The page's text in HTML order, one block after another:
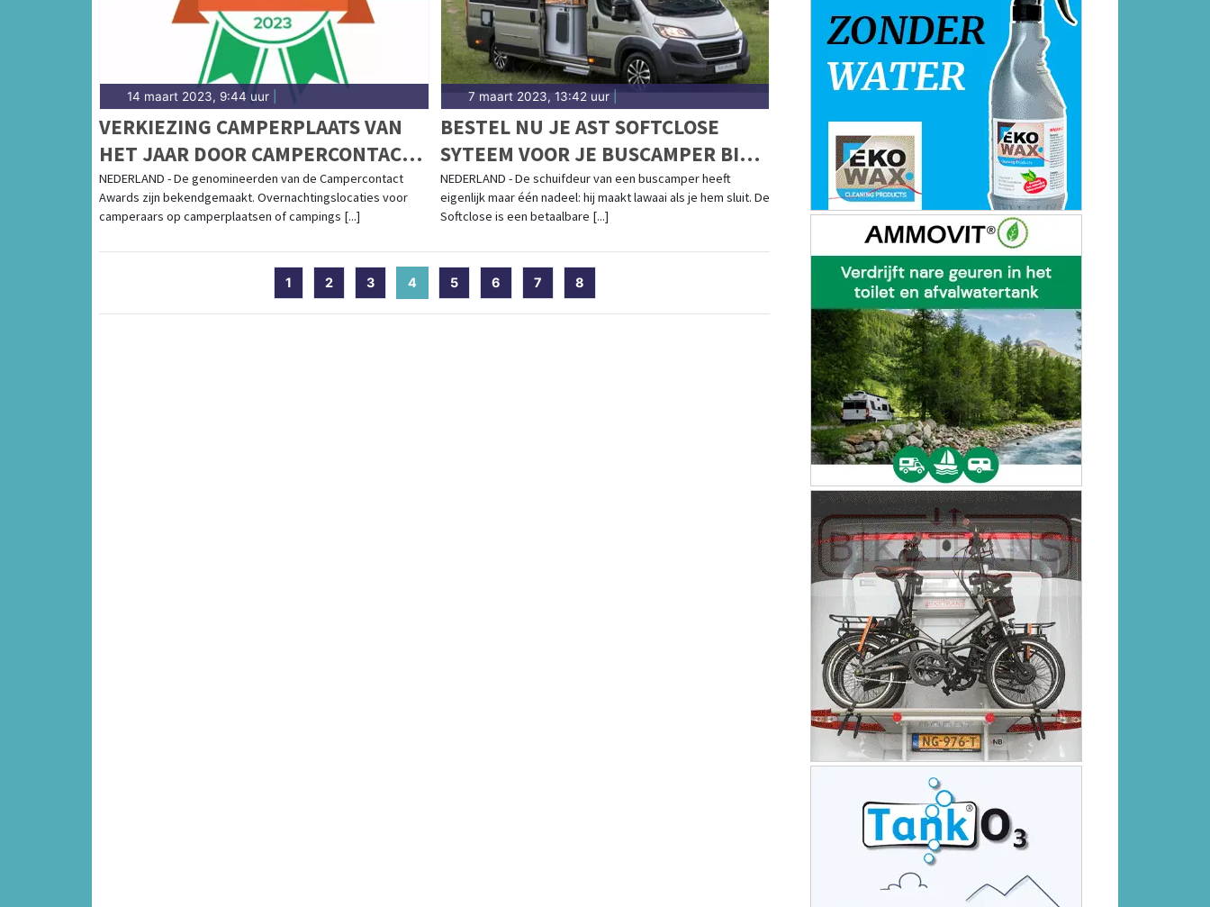
14 maart 2023, 9:44 uur
VERKIEZING CAMPERPLAATS VAN
HET JAAR DOOR CAMPERCONTACT
EN NKC
NEDERLAND - De genomineerden van de Campercontact
Awards zijn bekendgemaakt. Overnachtingslocaties voor
camperaars op camperplaatsen of campings [...]
7 maart 2023, 13:42 uur|
BESTEL NU JE AST SOFTCLOSE
SYTEEM VOOR JE BUSCAMPER BIJ
CAMPER PROFI
NEDERLAND - De schuifdeur van een buscamper heeft
eigenlijk maar één nadeel: hij maakt lawaai als je hem sluit. De
Softclose is een betaalbare [...]
1 2 3 4 (current)
5 6 7 8